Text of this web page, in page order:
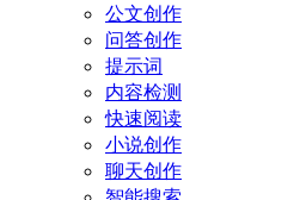
公文创作
问答创作
提示词
内容检测
快速阅读
小说创作
聊天创作